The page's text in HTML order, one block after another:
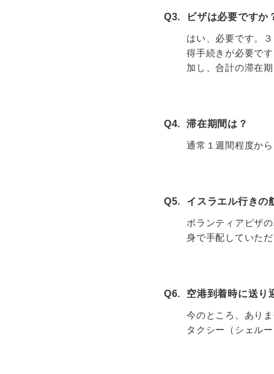
Q3. ビザは必要ですか
はい、必要です。
得手続きが必要で
加し、合計の滞在
Q4. 滞在期間は？
通常１週間程度か
Q5. イスラエル行きの
ボランティアビザ
身で手配していた
Q6. 空港到着時に送り
今のところ、あり
タクシー（シェル